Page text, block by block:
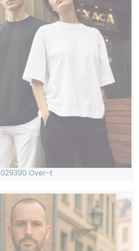
029390 Over-t